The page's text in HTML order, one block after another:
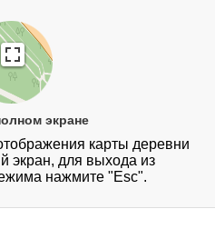
экране
карты деревни
экран, для выхода из
нажмите "Esc".